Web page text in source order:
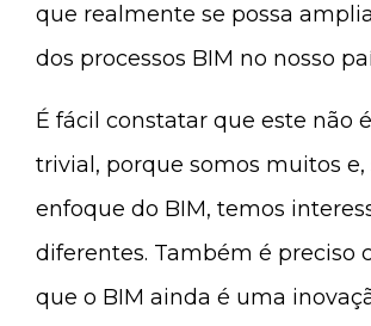
que realmente se possa
dos processos BIM no nosso
É fácil constatar que este não
trivial, porque somos muitos e,
enfoque do BIM, temos
diferentes. Também é preciso
que o BIM ainda é uma